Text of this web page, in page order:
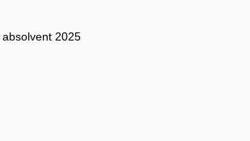
absolvent 2025